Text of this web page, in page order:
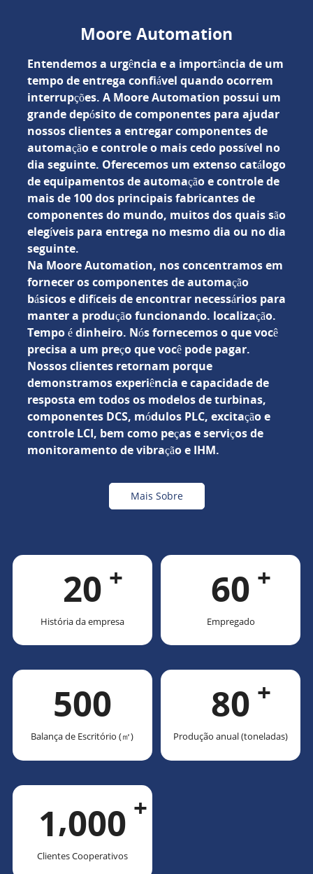
Moore Automation
Entendemos a urgência e a importância de um
tempo de entrega confiável quando ocorrem
interrupções. A Moore Automation possui um
grande depósito de componentes para ajudar
nossos clientes a entregar componentes de
automação e controle o mais cedo possível no
dia seguinte. Oferecemos um extenso catálogo
de equipamentos de automação e controle de
mais de 100 dos principais fabricantes de
componentes do mundo, muitos dos quais são
elegíveis para entrega no mesmo dia ou no dia
seguinte.
Na Moore Automation, nos concentramos em
fornecer os componentes de automação
básicos e difíceis de encontrar necessários para
manter a produção funcionando. localização.
Tempo é dinheiro. Nós fornecemos o que você
precisa a um preço que você pode pagar.
Nossos clientes retornam porque
demonstramos experiência e capacidade de
resposta em todos os modelos de turbinas,
componentes DCS, módulos PLC, excitação e
controle LCI, bem como peças e serviços de
monitoramento de vibração e IHM.
Mais Sobre
20 +
História da empresa
60 +
Empregado
500
Balança de Escritório (㎡)
80 +
Produção anual (toneladas)
1,000 +
Clientes Cooperativos